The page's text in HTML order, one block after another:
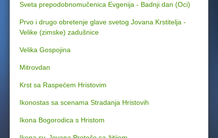
Sveta prepodobnomučenica Evgenija - Badnji dan (Oci)
Prvo i drugo obretenje glave svetog Jovana Krstitelja -
Velike (zimske) zadušnice
Velika Gospojina
Mitrovdan
Krst sa Raspećem Hristovim
Ikonostas sa scenama Stradanja Hristovih
Ikona Bogorodica s Hristom